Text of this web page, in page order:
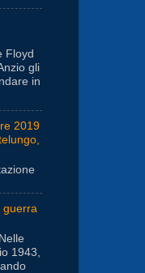
Floyd
gli
in
2019
guerra
1943,